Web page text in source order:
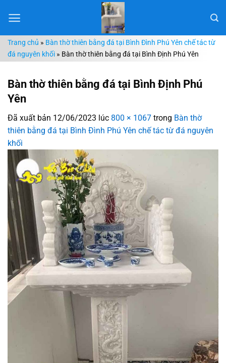
đến
dungTrang chủ » Bàn thờ thiên bằng đá tại Bình Đình Phú Yên chế tác từ
đá nguyên khối » Bàn thờ thiên bằng đá tại Bình Định Phú Yên
Bàn thờ thiên bằng đá tại Bình Định Phú
Yên
Đã xuất bản 12/06/2023 lúc 800 × 1067 trong Bàn thờ
thiên bằng đá tại Bình Đình Phú Yên chế tác từ đá nguyên
khối